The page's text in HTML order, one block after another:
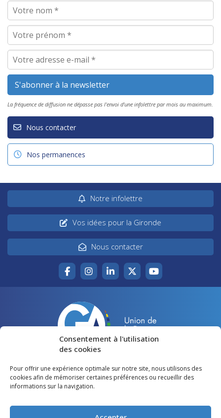
Consentement à l'utilisation
des cookies
Pour offrir une expérience optimale sur notre site, nous utilisons des
cookies afin de mémoriser certaines préférences ou recueillir des
informations sur la navigation.
La fréquence de diffusion ne dépasse pas l'envoi d'une infolettre par mois au maximum.
Nous contacter
Nos permanences
Notre infolettre
Vos idées pour la Gironde
Nous contacter
Accueil
Votre canton
Lire et voir
Agir pour la Gironde
Restons en contact